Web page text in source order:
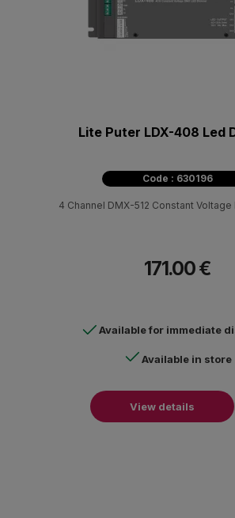
Lite Puter LDX-408 Led
Code : 630196
4 Channel DMX-512 Constant
171.00 €
Available for immediate
Available in store
View details